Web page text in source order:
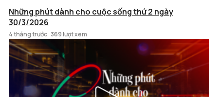
Những phút dành cho cuộc sống thứ 2 ngày
30/3/2026
4 tháng trước 369 lượt xem